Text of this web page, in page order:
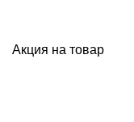
Акция на товар